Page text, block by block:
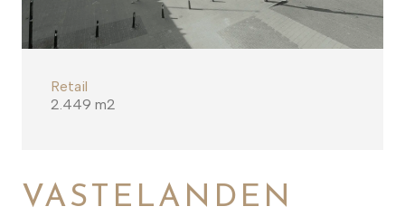
Retail
2.449 m2
VASTELANDEN